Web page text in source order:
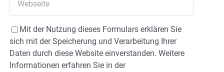
Mit der Nutzung dieses Formulars erklären Sie
sich mit der Speicherung und Verarbeitung Ihrer
Daten durch diese Website einverstanden. Weitere
Informationen erfahren Sie in der